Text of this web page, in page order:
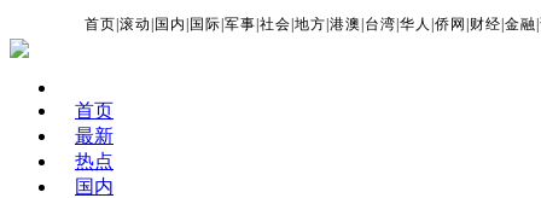
首页 |滚动 国内 国际 |军事 |社会 |地方 |港澳 台湾 |华人 |侨网 财经 |金融 |
首页
最新
热点
国内